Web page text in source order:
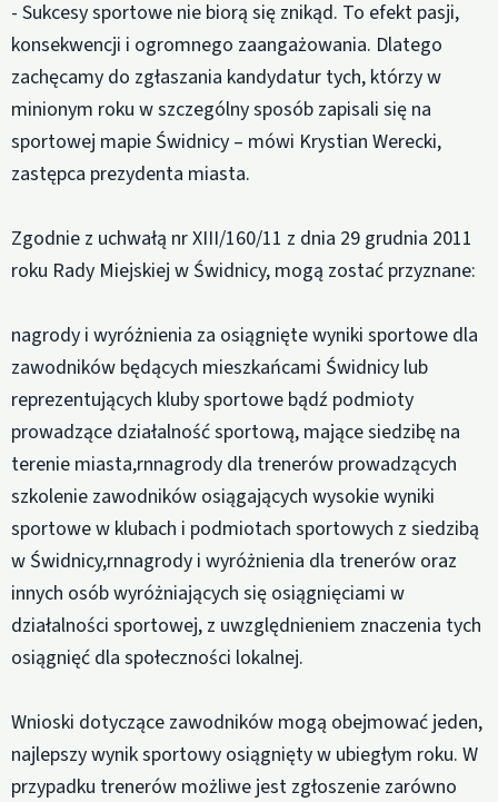
- Sukcesy sportowe nie biorą się znikąd. To efekt pasji,
konsekwencji i ogromnego zaangażowania. Dlatego
zachęcamy do zgłaszania kandydatur tych, którzy w
minionym roku w szczególny sposób zapisali się na
sportowej mapie Świdnicy – mówi Krystian Werecki,
zastępca prezydenta miasta.
Zgodnie z uchwałą nr XIII/160/11 z dnia 29 grudnia 2011
roku Rady Miejskiej w Świdnicy, mogą zostać przyznane:
nagrody i wyróżnienia za osiągnięte wyniki sportowe dla
zawodników będących mieszkańcami Świdnicy lub
reprezentujących kluby sportowe bądź podmioty
prowadzące działalność sportową, mające siedzibę na
terenie miasta,rnnagrody dla trenerów prowadzących
szkolenie zawodników osiągających wysokie wyniki
sportowe w klubach i podmiotach sportowych z siedzibą
w Świdnicy,rnnagrody i wyróżnienia dla trenerów oraz
innych osób wyróżniających się osiągnięciami w
działalności sportowej, z uwzględnieniem znaczenia tych
osiągnięć dla społeczności lokalnej.
Wnioski dotyczące zawodników mogą obejmować jeden,
najlepszy wynik sportowy osiągnięty w ubiegłym roku. W
przypadku trenerów możliwe jest zgłoszenie zarówno